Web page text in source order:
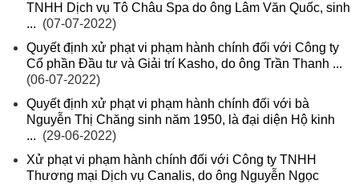
TNHH Dịch vụ Tô Châu Spa do ông Lâm Văn Quốc, sinh
... (07-07-2022)
Quyết định xử phạt vi phạm hành chính đối với Công ty
Cổ phần Đầu tư và Giải trí Kasho, do ông Trần Thanh ...
(06-07-2022)
Quyết định xử phạt vi phạm hành chính đối với bà
Nguyễn Thị Chăng sinh năm 1950, là đại diện Hộ kinh
... (29-06-2022)
Xử phạt vi phạm hành chính đối với Công ty TNHH
Thương mại Dịch vụ Canalis, do ông Nguyễn Ngọc